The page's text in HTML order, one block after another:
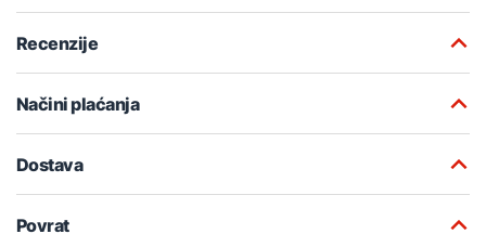
Recenzije
Načini plaćanja
Dostava
Povrat